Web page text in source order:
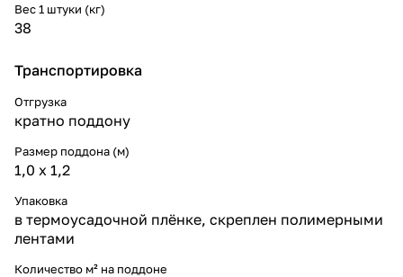
Вес 1 штуки (кг)
38
Транспортировка
Отгрузка
кратно поддону
Размер поддона (м)
1,0 х 1,2
Упаковка
в термоусадочной плёнке, скреплен полимерными
лентами
Количество м² на поддоне